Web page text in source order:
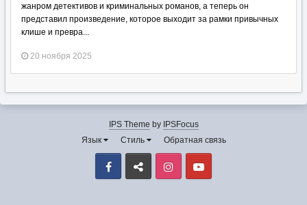
жанром детективов и криминальных романов, а теперь он
представил произведение, которое выходит за рамки привычных
клише и превра...
20 ноября 2025
IPS Theme by IPSFocus
Язык
Стиль Обратная связь
Facebook VK Instagram